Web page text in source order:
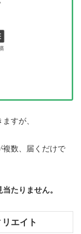
すが、
複数、届くだけで
たりません。
エイト